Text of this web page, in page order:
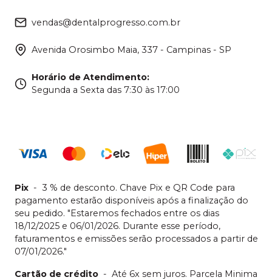
vendas@dentalprogresso.com.br
Avenida Orosimbo Maia, 337 - Campinas - SP
Horário de Atendimento:
Segunda a Sexta das 7:30 às 17:00
Pix - 3 % de desconto. Chave Pix e QR Code para
pagamento estarão disponíveis após a finalização do
seu pedido. "Estaremos fechados entre os dias
18/12/2025 e 06/01/2026. Durante esse período,
faturamentos e emissões serão processados a partir de
07/01/2026."
Cartão de crédito - Até 6x sem juros. Parcela Minima